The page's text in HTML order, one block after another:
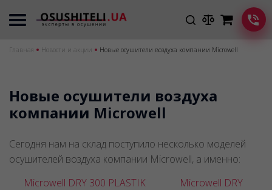
Главная Новости и акции Новые осушители воздуха компании Microwell
Новые осушители воздуха
компании Microwell
Сегодня нам на склад поступило несколько моделей
осушителей воздуха компании Microwell, а именно:
Microwell DRY 300 PLASTIK
Microwell DRY